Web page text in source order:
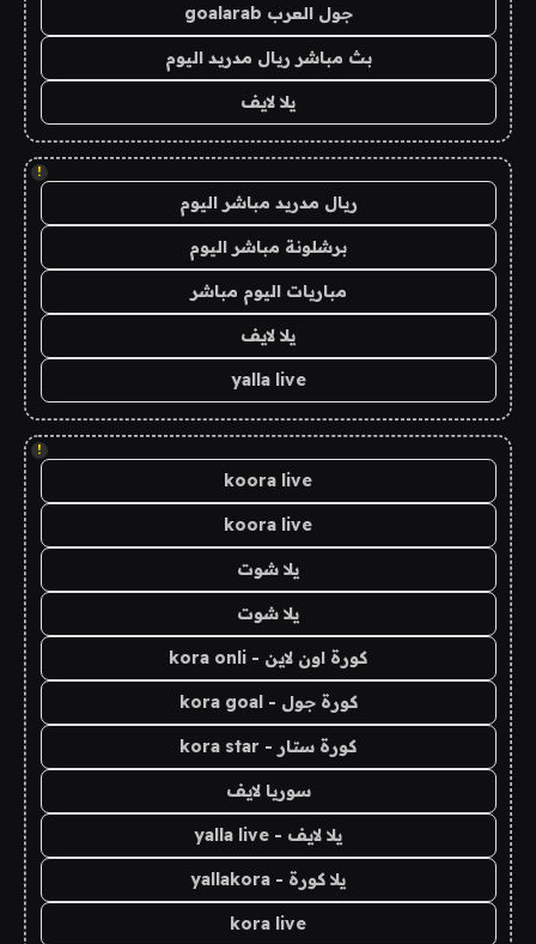
جول العرب goalarab
بث مباشر ريال مدريد اليوم
يلا لايف
!
ريال مدريد مباشر اليوم
برشلونة مباشر اليوم
مباريات اليوم مباشر
يلا لايف
yalla live
!
koora live
koora live
يلا شوت
يلا شوت
كورة اون لاين - kora onli
كورة جول - kora goal
كورة ستار - kora star
سوريا لايف
يلا لايف - yalla live
يلا كورة - yallakora
kora live